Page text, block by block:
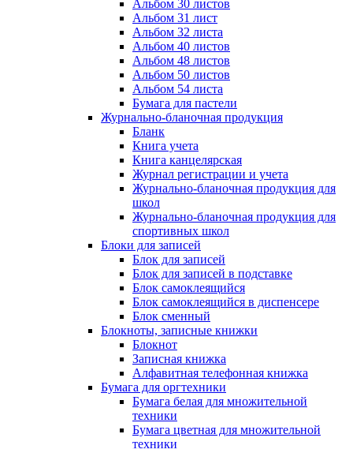
Альбом 30 листов
Альбом 31 лист
Альбом 32 листа
Альбом 40 листов
Альбом 48 листов
Альбом 50 листов
Альбом 54 листа
Бумага для пастели
Журнально-бланочная продукция
Бланк
Книга учета
Книга канцелярская
Журнал регистрации и учета
Журнально-бланочная продукция для
школ
Журнально-бланочная продукция для
спортивных школ
Блоки для записей
Блок для записей
Блок для записей в подставке
Блок самоклеящийся
Блок самоклеящийся в диспенсере
Блок сменный
Блокноты, записные книжки
Блокнот
Записная книжка
Алфавитная телефонная книжка
Бумага для оргтехники
Бумага белая для множительной
техники
Бумага цветная для множительной
техники